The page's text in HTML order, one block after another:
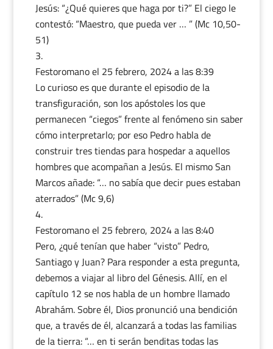
Jesús: “¿Qué quieres que haga por ti?” El ciego le
contestó: “Maestro, que pueda ver … ” (Mc 10,50-
51)
Festoromanoel 25 febrero, 2024 a las 8:39
Lo curioso es que durante el episodio de la
transfiguración, son los apóstoles los que
permanecen “ciegos” frente al fenómeno sin saber
cómo interpretarlo; por eso Pedro habla de
construir tres tiendas para hospedar a aquellos
hombres que acompañan a Jesús. El mismo San
Marcos añade: “… no sabía que decir pues estaban
aterrados” (Mc 9,6)
Festoromanoel 25 febrero, 2024 a las 8:40
Pero, ¿qué tenían que haber “visto” Pedro,
Santiago y Juan? Para responder a esta pregunta,
debemos a viajar al libro del Génesis. Allí, en el
capítulo 12 se nos habla de un hombre llamado
Abrahám. Sobre él, Dios pronunció una bendición
que, a través de él, alcanzará a todas las familias
de la tierra: “… en ti serán benditas todas las